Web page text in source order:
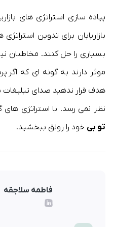
پیاده سازی استراتژی های
بازاریابان برای تدوین
بسیاری را حل کنند. مخاطبان
موثر دارند به گونه ای که اگر
هدف قرار ندهید صدای
نظر نمی رسد. با استراتژی
تو بی خود را رونق ببخشید.
فاطمه سلاجقه